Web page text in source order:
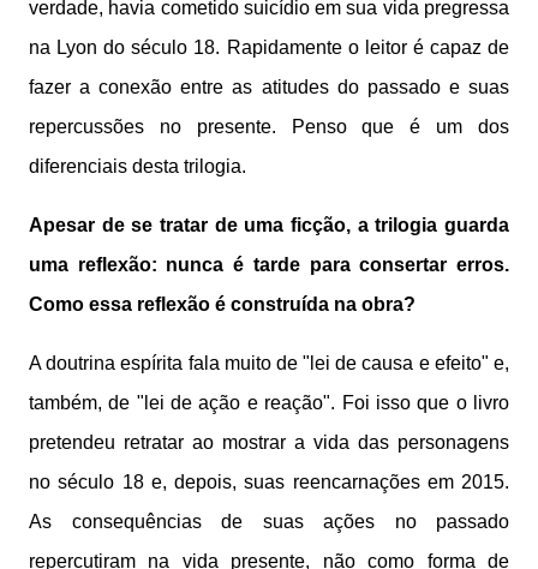
verdade, havia cometido suicídio em sua vida pregressa
na Lyon do século 18. Rapidamente o leitor é capaz de
fazer a conexão entre as atitudes do passado e suas
repercussões no presente. Penso que é um dos
diferenciais desta trilogia.
Apesar de se tratar de uma ficção, a trilogia guarda
uma reflexão: nunca é tarde para consertar erros.
Como essa reflexão é construída na obra?
A doutrina espírita fala muito de "lei de causa e efeito" e,
também, de "lei de ação e reação". Foi isso que o livro
pretendeu retratar ao mostrar a vida das personagens
no século 18 e, depois, suas reencarnações em 2015.
As consequências de suas ações no passado
repercutiram na vida presente, não como forma de